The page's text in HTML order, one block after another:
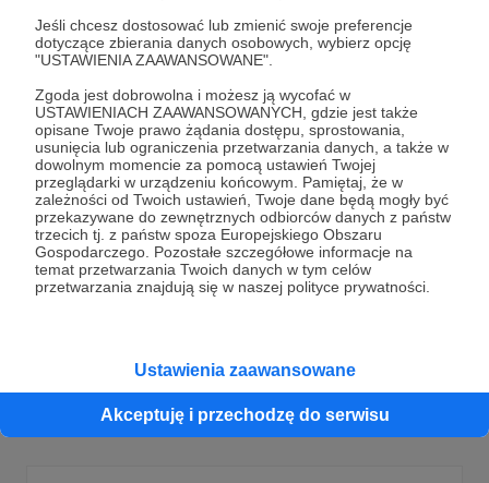
Jeśli chcesz dostosować lub zmienić swoje preferencje
dotyczące zbierania danych osobowych, wybierz opcję
"USTAWIENIA ZAAWANSOWANE".
Zgoda jest dobrowolna i możesz ją wycofać w
USTAWIENIACH ZAAWANSOWANYCH, gdzie jest także
opisane Twoje prawo żądania dostępu, sprostowania,
usunięcia lub ograniczenia przetwarzania danych, a także w
dowolnym momencie za pomocą ustawień Twojej
przeglądarki w urządzeniu końcowym. Pamiętaj, że w
zależności od Twoich ustawień, Twoje dane będą mogły być
przekazywane do zewnętrznych odbiorców danych z państw
trzecich tj. z państw spoza Europejskiego Obszaru
Gospodarczego. Pozostałe szczegółowe informacje na
temat przetwarzania Twoich danych w tym celów
przetwarzania znajdują się w naszej polityce prywatności.
Ustawienia zaawansowane
Akceptuję i przechodzę do serwisu
Dołącz do grona Patronów!
Wesprzyj działalność AutoraMarcin Ogdowski
już
teraz!
Zostań Patronem
Promowani autorzy